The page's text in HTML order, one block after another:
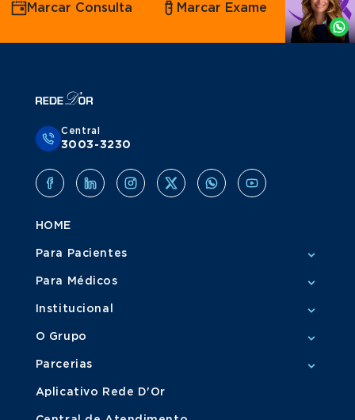
por
Whatsapp
Marcar Consulta Marcar Exame
Central
3003-3230
HOME
Para Pacientes
Para Médicos
Institucional
O Grupo
Parcerias
Aplicativo Rede D'Or